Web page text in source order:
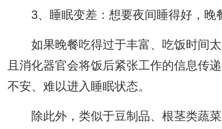
3、睡眠变差：想要夜间睡得好，晚
如果晚餐吃得过于丰富、吃饭时间
且消化器官会将饭后紧张工作的信息传
不安、难以进入睡眠状态。
除此外，类似于豆制品、根茎类蔬